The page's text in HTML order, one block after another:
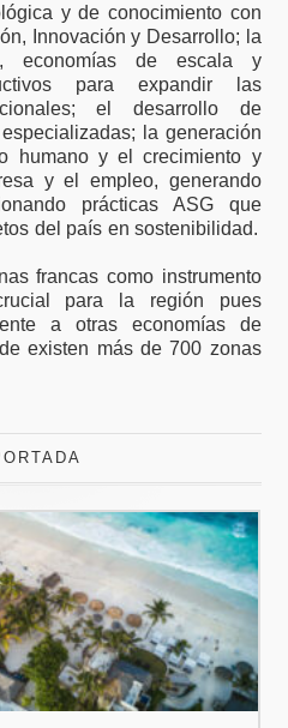
y de conocimiento con
Innovación y Desarrollo; la
economías de escala y
para expandir las
el desarrollo de
la generación
humano y el crecimiento y
y el empleo, generando
prácticas ASG que
del país en sostenibilidad.
francas como instrumento
para la región pues
a otras economías de
existen más de 700 zonas